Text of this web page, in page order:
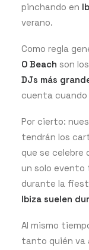
pinchando en
verano.
Como regla
O Beach son
DJs más
cuenta
Por cierto:
tendrán los
que se celebre
un solo evento
durante la
Ibiza suelen
Al mismo
tanto quién va